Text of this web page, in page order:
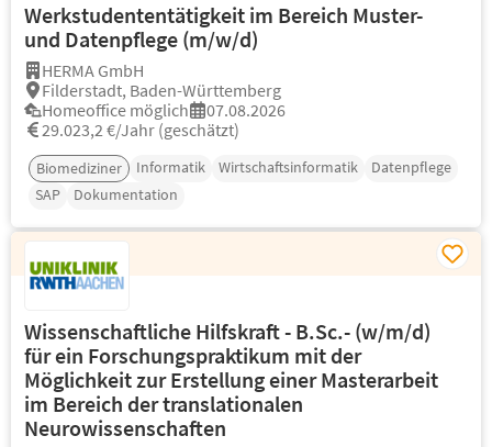
Werkstudententätigkeit im Bereich Muster-
und Datenpflege (m/w/d)
HERMA GmbH
Filderstadt, Baden-Württemberg
Homeoffice möglich
07.08.2026
29.023,2 €/Jahr (geschätzt)
Biomediziner Informatik Wirtschaftsinformatik
Datenpflege
SAP
Dokumentation
Wissenschaftliche Hilfskraft - B.Sc.- (w/m/d)
für ein Forschungspraktikum mit der
Möglichkeit zur Erstellung einer Masterarbeit
im Bereich der translationalen
Neurowissenschaften